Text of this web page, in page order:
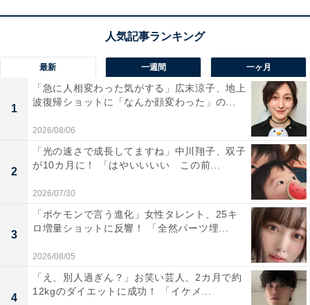
最新 一週間 一ヶ月
1
「急に人相変わった気がする」広末涼子、地上
波復帰ショットに「なんか顔変わった」の...
2026/08/06
2
「光の速さで成長してますね」中川翔子、双子
が10カ月に！ 「はやいいいい この前...
2026/07/30
3
「ポケモンで言う進化」女性タレント、25キ
ロ増量ショットに反響！ 「全然パーツ埋...
2026/08/05
4
「え、別人過ぎん？」お笑い芸人、2カ月で約
12kgのダイエットに成功！ 「イケメ...